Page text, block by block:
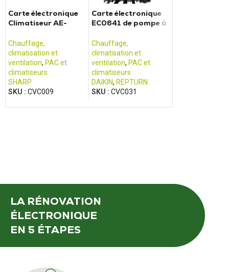
Carte électronique
Climatiseur AE-
Chauffage,
climatisation et
ventilation, PAC et
climatiseurs
SHARP
SKU : CVC009
Carte électronique
EC0641 de pompe à
Chauffage,
climatisation et
ventilation, PAC et
climatiseurs
DAIKIN, REPTURN
SKU : CVC031
LA RÉNOVATION
ÉLECTRONIQUE
EN 5 ÉTAPES